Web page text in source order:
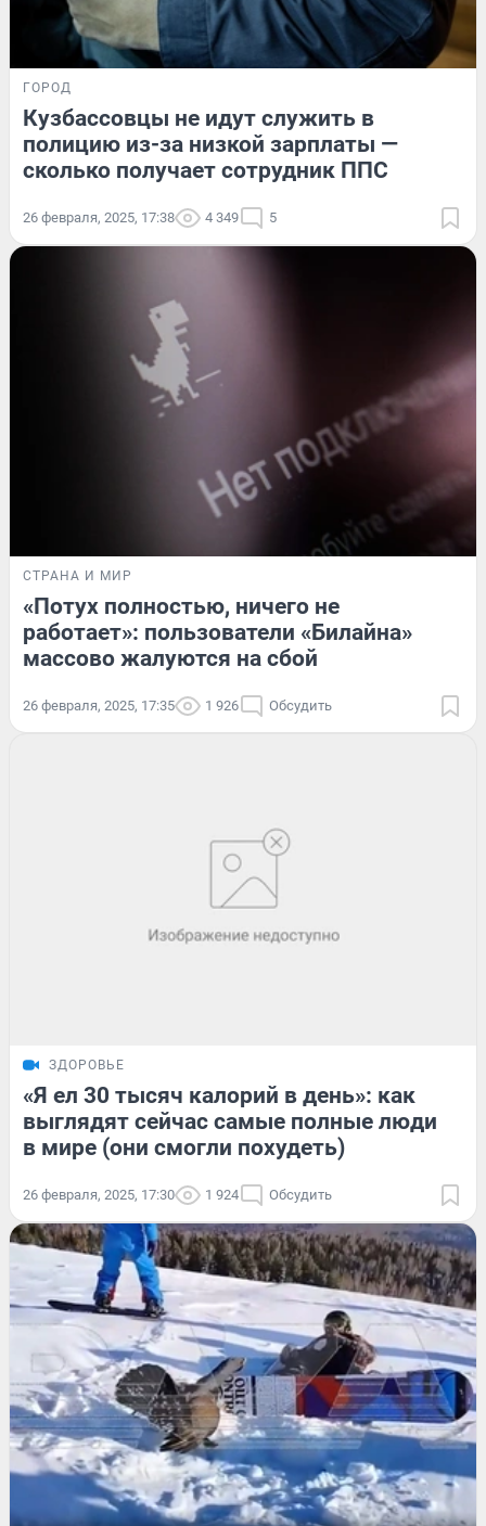
ГОРОД
Кузбассовцы не идут служить в
полицию из-за низкой зарплаты —
сколько получает сотрудник ППС
26 февраля, 2025, 17:38 4 349 5
СТРАНА И МИР
«Потух полностью, ничего не
работает»: пользователи «Билайна»
массово жалуются на сбой
26 февраля, 2025, 17:35 1 926 Обсудить
ЗДОРОВЬЕ
«Я ел 30 тысяч калорий в день»: как
выглядят сейчас самые полные люди
в мире (они смогли похудеть)
26 февраля, 2025, 17:30 1 924 Обсудить